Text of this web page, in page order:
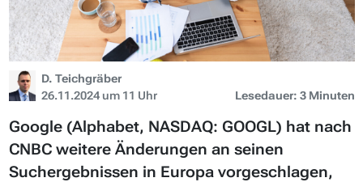
D. Teichgräber
26.11.2024 um 11 Uhr
Lesedauer: 3 Minuten
Google (Alphabet, NASDAQ: GOOGL) hat nach
CNBC weitere Änderungen an seinen
Suchergebnissen in Europa vorgeschlagen,